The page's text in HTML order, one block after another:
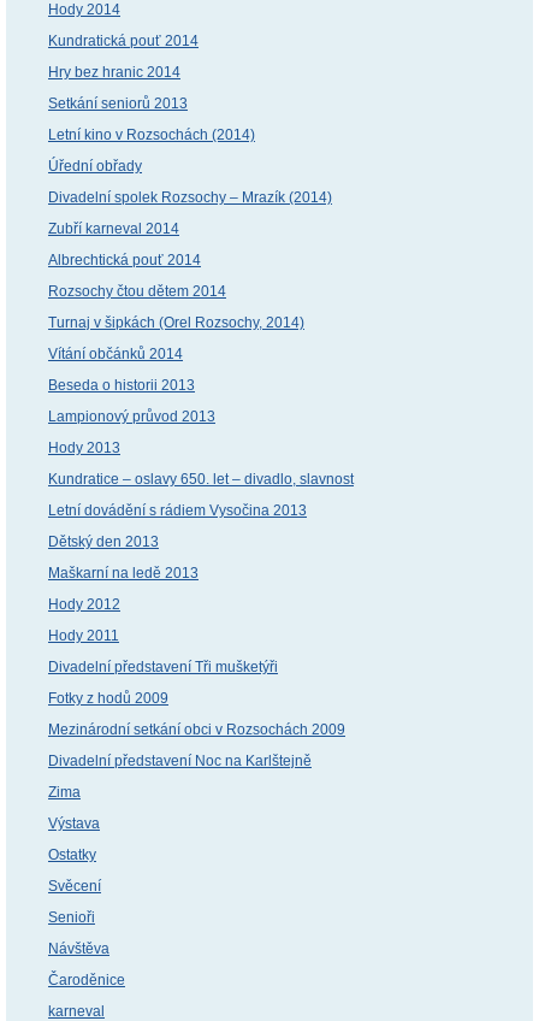
Hody 2014
Kundratická pouť 2014
Hry bez hranic 2014
Setkání seniorů 2013
Letní kino v Rozsochách (2014)
Úřední obřady
Divadelní spolek Rozsochy – Mrazík (2014)
Zubří karneval 2014
Albrechtická pouť 2014
Rozsochy čtou dětem 2014
Turnaj v šipkách (Orel Rozsochy, 2014)
Vítání občánků 2014
Beseda o historii 2013
Lampionový průvod 2013
Hody 2013
Kundratice – oslavy 650. let – divadlo, slavnost
Letní dovádění s rádiem Vysočina 2013
Dětský den 2013
Maškarní na ledě 2013
Hody 2012
Hody 2011
Divadelní představení Tři mušketýři
Fotky z hodů 2009
Mezinárodní setkání obci v Rozsochách 2009
Divadelní představení Noc na Karlštejně
Zima
Výstava
Ostatky
Svěcení
Senioři
Návštěva
Čaroděnice
karneval